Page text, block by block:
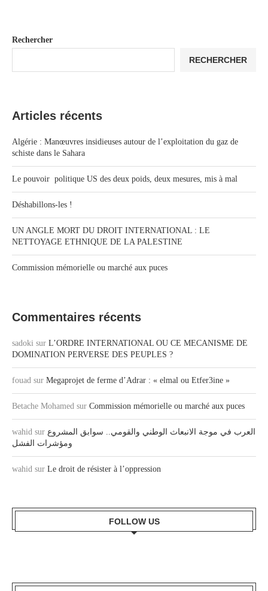
Rechercher
RECHERCHER
Articles récents
Algérie : Manœuvres insidieuses autour de l’exploitation du gaz de
schiste dans le Sahara
Le pouvoir politique US des deux poids, deux mesures, mis à mal
Déshabillons-les !
UN ANGLE MORT DU DROIT INTERNATIONAL : LE
NETTOYAGE ETHNIQUE DE LA PALESTINE
Commission mémorielle ou marché aux puces
Commentaires récents
sadoki sur L’ORDRE INTERNATIONAL OU CE MECANISME DE
DOMINATION PERVERSE DES PEUPLES ?
fouad sur Megaprojet de ferme d’Adrar : « elmal ou Etfer3ine »
Betache Mohamed sur Commission mémorielle ou marché aux puces
wahid sur العرب في موجة الانبعاث الوطني والقومي.. سوابق المشروع
ومؤشرات الفشل
wahid sur Le droit de résister à l’oppression
FOLLOW US